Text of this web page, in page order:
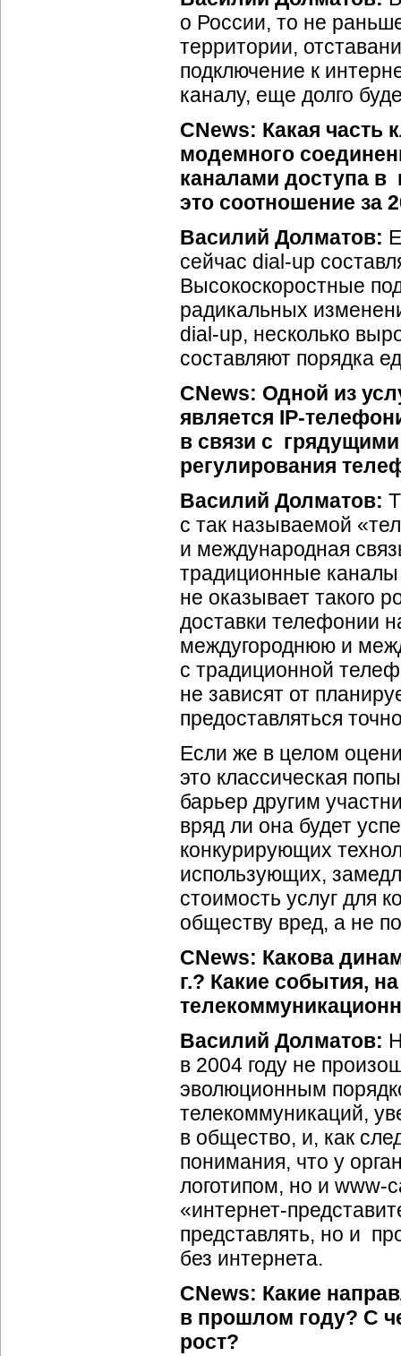
о России, то не
территории,
подключение к
каналу, еще долго
CNews: Какая часть
модемного
каналами доступа в
это соотношение за
Василий Долматов:
сейчас dial-up
Высокоскоростные
радикальных
dial-up, несколько
составляют порядка
CNews: Одной из
является IP-
в связи с
регулирования
Василий Долматов:
с так называемой
и международная
традиционные
не оказывает такого
доставки телефонии
междугороднюю и
с традиционной
не зависят от
предоставляться
Если же в целом
это классическая
барьер другим
вряд ли она будет
конкурирующих
использующих,
стоимость услуг для
обществу вред, а не
CNews: Какова
г.? Какие события,
Василий Долматов:
в 2004 году не
эволюционным
телекоммуникаций,
в общество, и, как
понимания, что у
логотипом, но и www-
«интернет-
представлять, но и
без интернета.
CNews: Какие
в прошлом году? С
рост?